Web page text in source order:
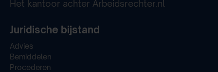
Het kantoor achter Arbeidsrechter.nl
Juridische bijstand
Advies
Bemiddelen
Procederen